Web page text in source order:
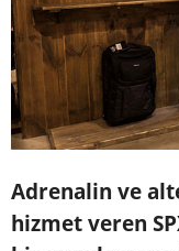
Adrenalin ve
hizmet veren